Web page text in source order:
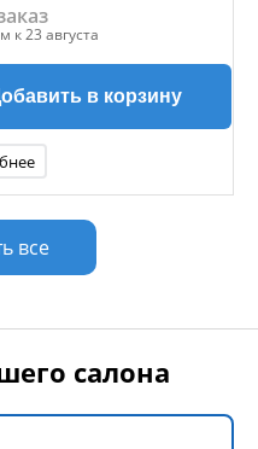
к 23 августа
в корзину
все
салона